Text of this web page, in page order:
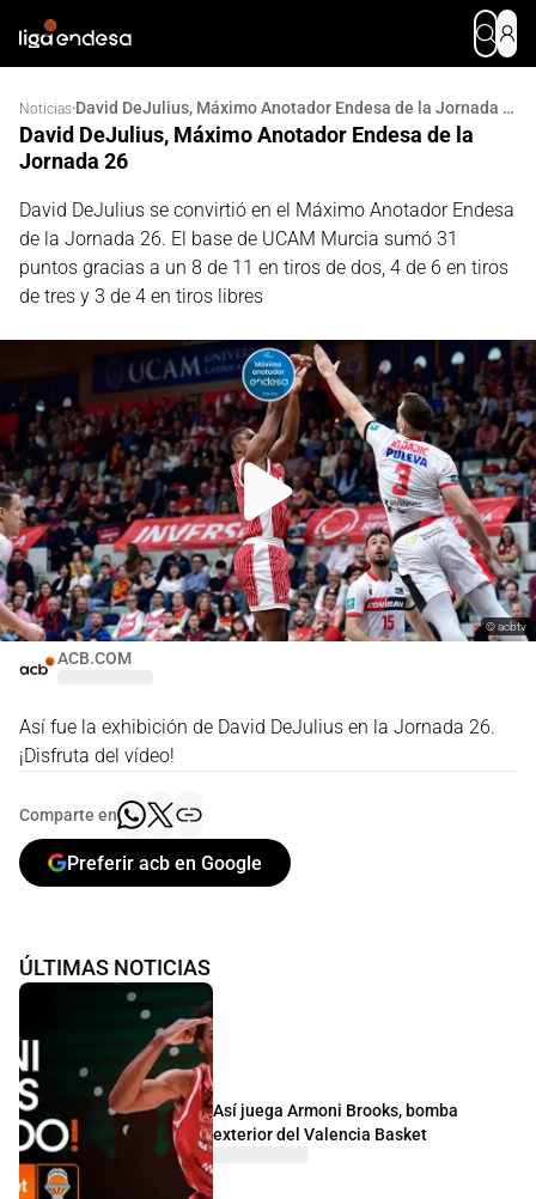
Noticias· David DeJulius, Máximo Anotador Endesa de la Jornada 26
David DeJulius, Máximo Anotador Endesa de la
Jornada 26
David DeJulius se convirtió en el Máximo Anotador Endesa
de la Jornada 26. El base de UCAM Murcia sumó 31
puntos gracias a un 8 de 11 en tiros de dos, 4 de 6 en tiros
de tres y 3 de 4 en tiros libres
ACB.COM
©acbtv
Así fue la exhibición de David DeJulius en la Jornada 26.
¡Disfruta del vídeo!
Comparte en
Preferir acb en Google
ÚLTIMAS NOTICIAS
Así juega Armoni Brooks, bomba
exterior del Valencia Basket